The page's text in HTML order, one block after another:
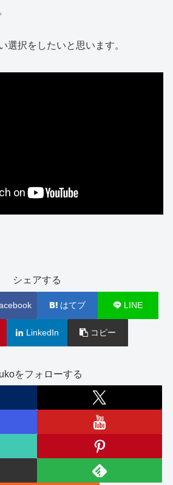
選択をしたいと思います。
シェアする
はてブ LINE
LinkedIn コピー
をフォローする